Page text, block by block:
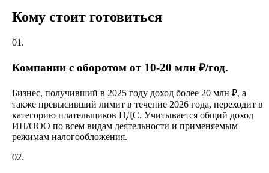
Кому стоит готовиться
01.
Компании с оборотом от 10-20 млн ₽/год.
Бизнес, получивший в 2025 году доход более 20 млн ₽, а
также превысивший лимит в течение 2026 года, переходит в
категорию плательщиков НДС. Учитывается общий доход
ИП/ООО по всем видам деятельности и применяемым
режимам налогообложения.
02.